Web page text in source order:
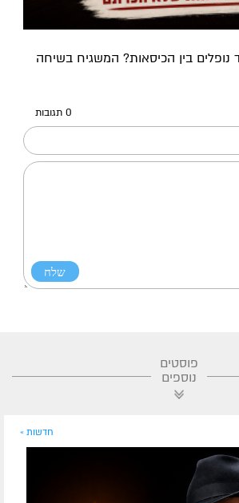
נופלים בין הכיסאות? המשגיח בשיחה
0 תגובות
פוסטים
נוספים
חדשות »